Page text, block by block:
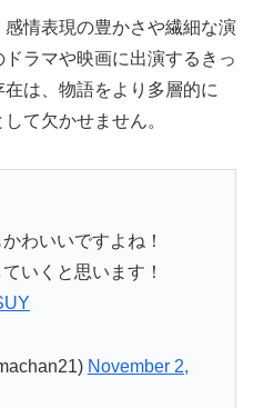
情表現の豊かさや繊細な演
ラマや映画に出演するきっ
は、物語をより多層的に
て欠かせません。
わいいですよね！
いくと思います！
November 2,